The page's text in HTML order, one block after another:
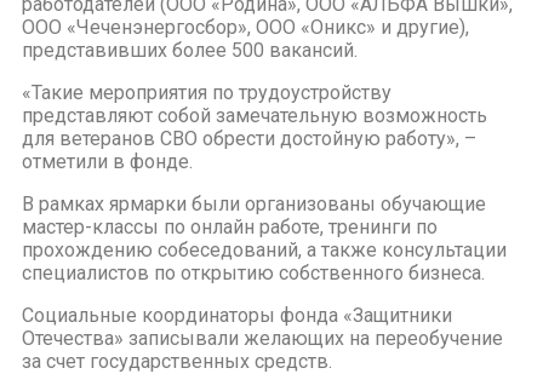
ООО «Чеченэнергосбор», ООО «Оникс» и другие),
представивших более 500 вакансий.
«Такие мероприятия по трудоустройству
представляют собой замечательную возможность
для ветеранов СВО обрести достойную работу», –
отметили в фонде.
В рамках ярмарки были организованы обучающие
мастер-классы по онлайн работе, тренинги по
прохождению собеседований, а также консультации
специалистов по открытию собственного бизнеса.
Социальные координаторы фонда «Защитники
Отечества» записывали желающих на переобучение
за счет государственных средств.